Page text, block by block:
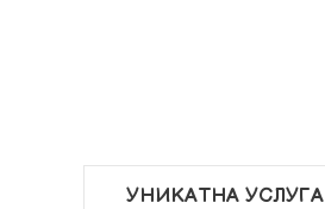
УНИКАТНА УСЛУГА